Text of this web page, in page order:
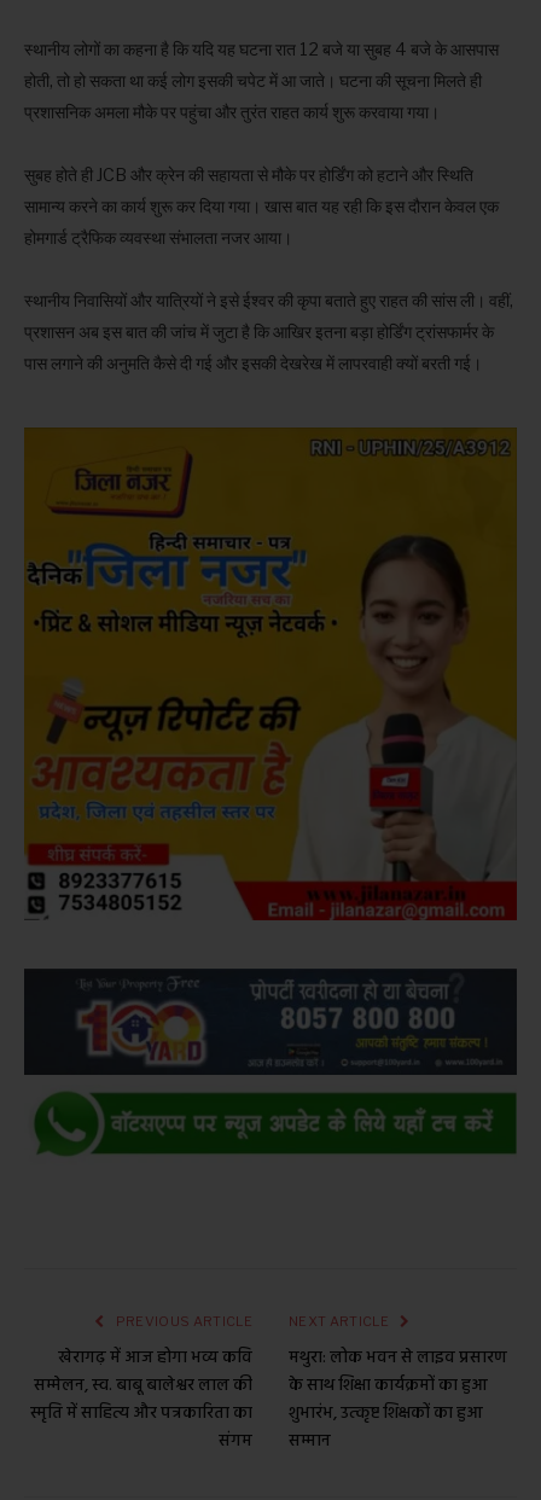
स्थानीय लोगों का कहना है कि यदि यह घटना रात 12 बजे या सुबह 4 बजे के आसपास
होती, तो हो सकता था कई लोग इसकी चपेट में आ जाते। घटना की सूचना मिलते ही
प्रशासनिक अमला मौके पर पहुंचा और तुरंत राहत कार्य शुरू करवाया गया।
सुबह होते ही JCB और क्रेन की सहायता से मौके पर होर्डिंग को हटाने और स्थिति
सामान्य करने का कार्य शुरू कर दिया गया। खास बात यह रही कि इस दौरान केवल एक
होमगार्ड ट्रैफिक व्यवस्था संभालता नजर आया।
स्थानीय निवासियों और यात्रियों ने इसे ईश्वर की कृपा बताते हुए राहत की सांस ली। वहीं,
प्रशासन अब इस बात की जांच में जुटा है कि आखिर इतना बड़ा होर्डिंग ट्रांसफार्मर के
पास लगाने की अनुमति कैसे दी गई और इसकी देखरेख में लापरवाही क्यों बरती गई।
PREVIOUS ARTICLE
खेरागढ़ में आज होगा भव्य कवि
सम्मेलन, स्व. बाबू बालेश्वर लाल की
स्मृति में साहित्य और पत्रकारिता का
संगम
NEXT ARTICLE
मथुरा: लोक भवन से लाइव प्रसारण
के साथ शिक्षा कार्यक्रमों का हुआ
शुभारंभ, उत्कृष्ट शिक्षकों का हुआ
सम्मान